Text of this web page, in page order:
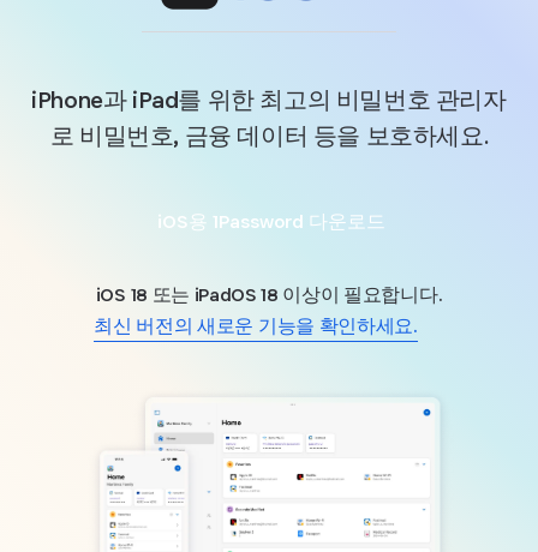
iPhone과 iPad를 위한 최고의 비밀번호 관리자
로 비밀번호, 금융 데이터 등을 보호하세요.
iOS용 1Password 다운로드
iOS 18 또는 iPadOS 18 이상이 필요합니다.
최신 버전의 새로운 기능을 확인하세요.